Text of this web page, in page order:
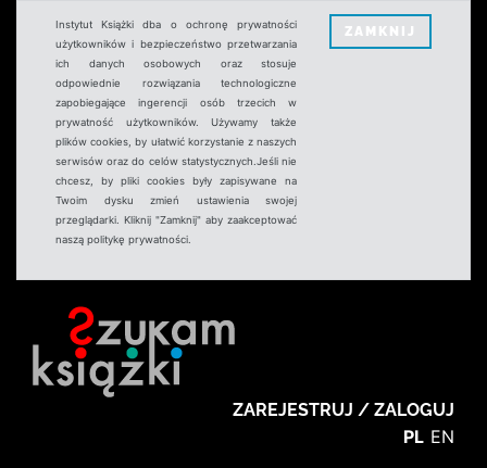
Instytut Książki dba o ochronę prywatności
użytkowników i bezpieczeństwo przetwarzania
ich danych osobowych oraz stosuje
odpowiednie rozwiązania technologiczne
zapobiegające ingerencji osób trzecich w
prywatność użytkowników. Używamy także
plików cookies, by ułatwić korzystanie z naszych
serwisów oraz do celów statystycznych.Jeśli nie
chcesz, by pliki cookies były zapisywane na
Twoim dysku zmień ustawienia swojej
przeglądarki. Kliknij "Zamknij" aby zaakceptować
naszą politykę prywatności.
ZAMKNIJ
ZAREJESTRUJ / ZALOGUJ
PL EN